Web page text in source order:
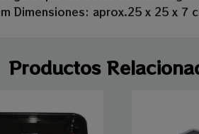
Dimensiones: aprox.25 x 25 x 7
Productos